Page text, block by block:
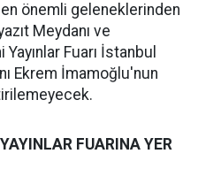
en önemli geleneklerinden
Meydanı ve
Fuarı İstanbul
Ekrem İmamoğlu'nun
FUARINA YER